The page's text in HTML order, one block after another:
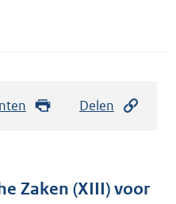
Delen
Zaken (XIII) voor